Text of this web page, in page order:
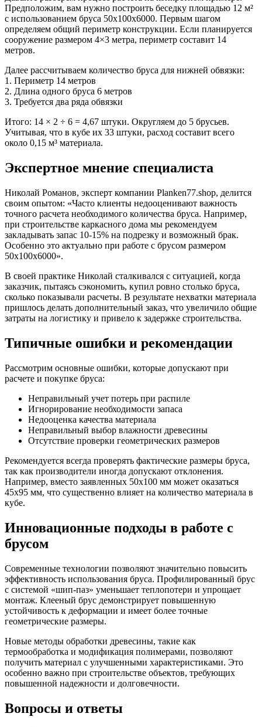
Предположим, вам нужно построить беседку площадью 12 м²
с использованием бруса 50х100х6000. Первым шагом
определяем общий периметр конструкции. Если планируется
сооружение размером 4×3 метра, периметр составит 14
метров.
Далее рассчитываем количество бруса для нижней обвязки:
1. Периметр 14 метров
2. Длина одного бруса 6 метров
3. Требуется два ряда обвязки
Итого: 14 × 2 ÷ 6 = 4,67 штуки. Округляем до 5 брусьев.
Учитывая, что в кубе их 33 штуки, расход составит всего
около 0,15 м³ материала.
Экспертное мнение специалиста
Николай Романов, эксперт компании Planken77.shop, делится
своим опытом: «Часто клиенты недооценивают важность
точного расчета необходимого количества бруса. Например,
при строительстве каркасного дома мы рекомендуем
закладывать запас 10-15% на подрезку и возможный брак.
Особенно это актуально при работе с брусом размером
50х100х6000».
В своей практике Николай сталкивался с ситуацией, когда
заказчик, пытаясь сэкономить, купил ровно столько бруса,
сколько показывали расчеты. В результате нехватки материала
пришлось делать дополнительный заказ, что увеличило общие
затраты на логистику и привело к задержке строительства.
Типичные ошибки и рекомендации
Рассмотрим основные ошибки, которые допускают при
расчете и покупке бруса:
Неправильный учет потерь при распиле
Игнорирование необходимости запаса
Недооценка качества материала
Неправильный выбор влажности древесины
Отсутствие проверки геометрических размеров
Рекомендуется всегда проверять фактические размеры бруса,
так как производители иногда допускают отклонения.
Например, вместо заявленных 50х100 мм может оказаться
45х95 мм, что существенно влияет на количество материала в
кубе.
Инновационные подходы в работе с
брусом
Современные технологии позволяют значительно повысить
эффективность использования бруса. Профилированный брус
с системой «шип-паз» уменьшает теплопотери и упрощает
монтаж. Клееный брус демонстрирует повышенную
устойчивость к деформации и имеет более точные
геометрические размеры.
Новые методы обработки древесины, такие как
термообработка и модификация полимерами, позволяют
получить материал с улучшенными характеристиками. Это
особенно важно при строительстве объектов, требующих
повышенной надежности и долговечности.
Вопросы и ответы